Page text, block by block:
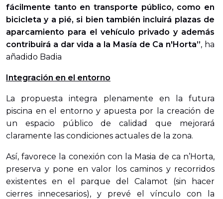
fácilmente tanto en transporte público, como en
bicicleta y a pié, si bien también incluirá plazas de
aparcamiento para el vehículo privado y además
contribuirá a dar vida a la Masía de Ca n'Horta”, ha
añadido Badia
Integración en el entorno
La propuesta integra plenamente en la futura
piscina en el entorno y apuesta por la creación de
un espacio público de calidad que mejorará
claramente las condiciones actuales de la zona.
Así, favorece la conexión con la Masia de ca n’Horta,
preserva y pone en valor los caminos y recorridos
existentes en el parque del Calamot (sin hacer
cierres innecesarios), y prevé el vínculo con la